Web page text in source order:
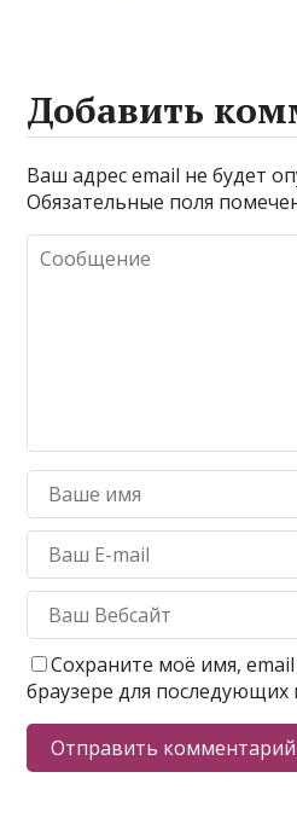
Добавить
Ваш адрес email не будет
Обязательные поля
Сохраните моё имя,
браузере для